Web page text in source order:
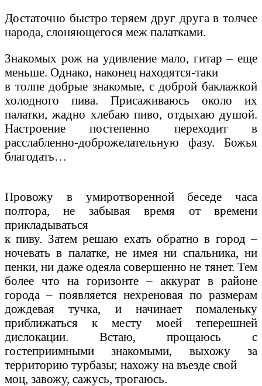
Достаточно быстро теряем друг друга в толчее
народа, слоняющегося меж палатками.
Знакомых рож на удивление мало, гитар – еще
меньше. Однако, наконец находятся-таки
в толпе добрые знакомые, с доброй баклажкой
холодного пива. Присаживаюсь около их
палатки, жадно хлебаю пиво, отдыхаю душой.
Настроение постепенно переходит в
расслабленно-доброжелательную фазу. Божья
благодать…
Провожу в умиротворенной беседе часа
полтора, не забывая время от времени
прикладываться
к пиву. Затем решаю ехать обратно в город –
ночевать в палатке, не имея ни спальника, ни
пенки, ни даже одеяла совершенно не тянет. Тем
более что на горизонте – аккурат в районе
города – появляется нехреновая по размерам
дождевая тучка, и начинает помаленьку
приближаться к месту моей теперешней
дислокации. Встаю, прощаюсь с
гостеприимными знакомыми, выхожу за
территорию турбазы; нахожу на въезде свой
моц, завожу, сажусь, трогаюсь.